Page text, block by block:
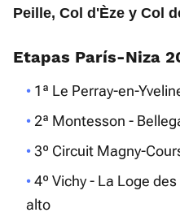
Peille, Col d'Èze y Col
Etapas París-Niza
1ª Le Perray-en-
3º Circuit Magny-
4º Vichy - La Loge
alto